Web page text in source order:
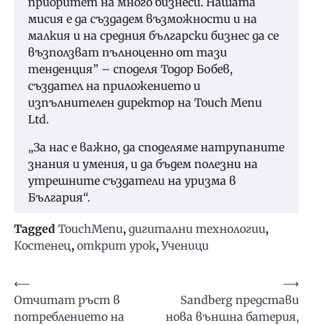
мисия е да създадем възможности и на
малкия и на средния български бизнес да се
възползват пълноценно от тази
тенденция” – споделя Тодор Бобев,
създател на приложението и
изпълнителен директор на Touch Menu
Ltd.
„За нас е важно, да споделяме натрупаните
знания и умения, и да бъдем полезни на
утрешните създатели на уризма в
България“.
Tagged TouchMenu, дигитални технологии,
Костенец, открит урок,Ученици
Навигация
⟵
Отчитат ръст в
потреблението на
Sandberg представи
нова външна батерия,
⟶